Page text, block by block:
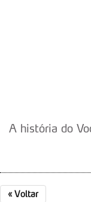
A história do
« Voltar